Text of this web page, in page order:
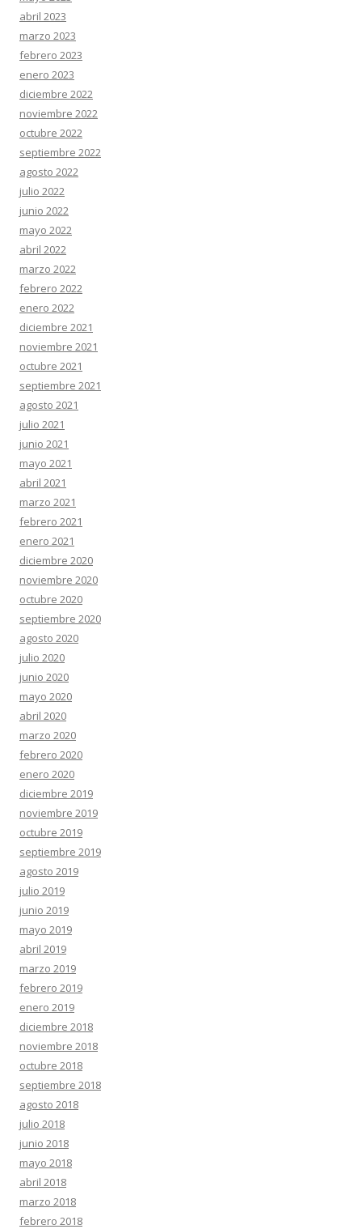
abril 2023
marzo 2023
febrero 2023
enero 2023
diciembre 2022
noviembre 2022
octubre 2022
septiembre 2022
agosto 2022
julio 2022
junio 2022
mayo 2022
abril 2022
marzo 2022
febrero 2022
enero 2022
diciembre 2021
noviembre 2021
octubre 2021
septiembre 2021
agosto 2021
julio 2021
junio 2021
mayo 2021
abril 2021
marzo 2021
febrero 2021
enero 2021
diciembre 2020
noviembre 2020
octubre 2020
septiembre 2020
agosto 2020
julio 2020
junio 2020
mayo 2020
abril 2020
marzo 2020
febrero 2020
enero 2020
diciembre 2019
noviembre 2019
octubre 2019
septiembre 2019
agosto 2019
julio 2019
junio 2019
mayo 2019
abril 2019
marzo 2019
febrero 2019
enero 2019
diciembre 2018
noviembre 2018
octubre 2018
septiembre 2018
agosto 2018
julio 2018
junio 2018
mayo 2018
abril 2018
marzo 2018
febrero 2018